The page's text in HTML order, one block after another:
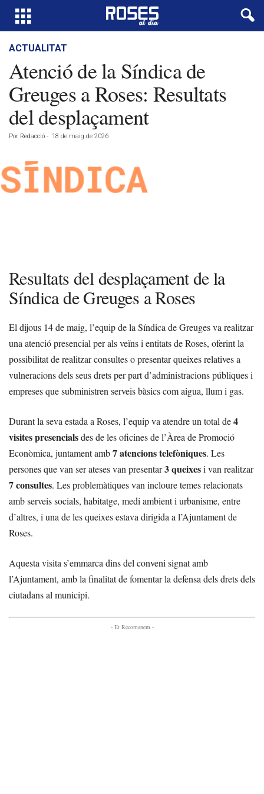
ACTUALITAT
Atenció de la Síndica de
Greuges a Roses: Resultats
del desplaçament
Por Redacció - 18 de maig de 2026
Resultats del desplaçament de la
Síndica de Greuges a Roses
El dijous 14 de maig, l’equip de la Síndica de Greuges va realitzar
una atenció presencial per als veïns i entitats de Roses, oferint la
possibilitat de realitzar consultes o presentar queixes relatives a
vulneracions dels seus drets per part d’administracions públiques i
empreses que subministren serveis bàsics com aigua, llum i gas.
Durant la seva estada a Roses, l’equip va atendre un total de4
visites presencialsdes de les oficines de l’Àrea de Promoció
Econòmica, juntament amb7 atencions telefòniques. Les
persones que van ser ateses van presentar3 queixesi van realitzar
7 consultes. Les problemàtiques van incloure temes relacionats
amb serveis socials, habitatge, medi ambient i urbanisme, entre
d’altres, i una de les queixes estava dirigida a l’Ajuntament de
Roses.
Aquesta visita s’emmarca dins del conveni signat amb
l’Ajuntament, amb la finalitat de fomentar la defensa dels drets dels
ciutadans al municipi.
- Et Recomanem -